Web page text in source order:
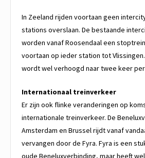
In Zeeland rijden voortaan geen
stations overslaan. De bestaande
worden vanaf Roosendaal een
voortaan op ieder station tot
wordt wel verhoogd naar twee keer per
Internationaal treinverkeer
Er zijn ook flinke veranderingen op
internationale treinverkeer. De
Amsterdam en Brussel rijdt vanaf
vervangen door de Fyra. Fyra is een
oude Beneluxverbinding, maar heeft